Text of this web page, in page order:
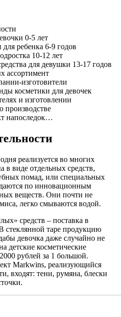
0-5 лет
ребенка 6-9 годов
10-12 лет
для девушки 13-17 годов
ассортимент
изготовители
косметики для девочек
и изготовлении
производстве
напоследок…
реализуется во многих
в виде отдельных средств,
помад, или специальных
по инновационным
веществ. Они почти не
легко смываются водой.
средств – поставка в
стеклянной таре продукцию
девочка даже случайно не
детские косметические
рублей за 1 большой.
Markwins, реализующийся
входят: тени, румяна, блески